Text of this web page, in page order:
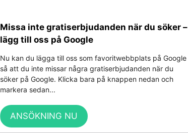
Missa inte gratiserbjudanden när du söker –
lägg till oss på Google
Nu kan du lägga till oss som favoritwebbplats på Google
så att du inte missar några gratiserbjudanden när du
söker på Google. Klicka bara på knappen nedan och
markera sedan...
ANSÖKNING NU